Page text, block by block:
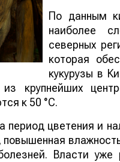
По данным
наиболее
северных
которая
кукурузы в
крупнейших
к 50 °C.
цветения и
Власти уже